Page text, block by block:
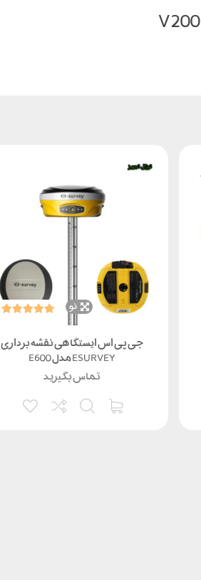
نو
جی پی اس ایستگاهی نقشه برداری
ESURVEY مدل E600
تماس بگیرید